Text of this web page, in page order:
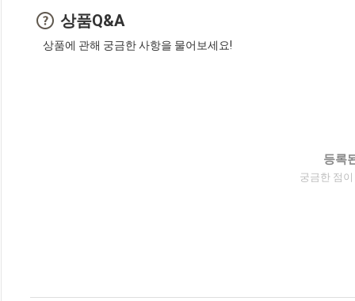
상품Q&A
상품에 관해 궁금한 사항을 물어보세요!
등록
궁금한 점